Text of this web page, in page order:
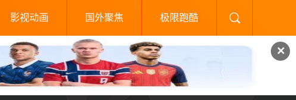
✕
影视动画 国外聚焦 极限跑酷